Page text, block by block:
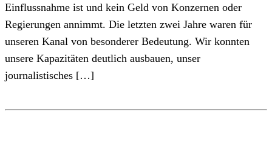
Einflussnahme ist und kein Geld von Konzernen oder
Regierungen annimmt. Die letzten zwei Jahre waren für
unseren Kanal von besonderer Bedeutung. Wir konnten
unsere Kapazitäten deutlich ausbauen, unser
journalistisches […]